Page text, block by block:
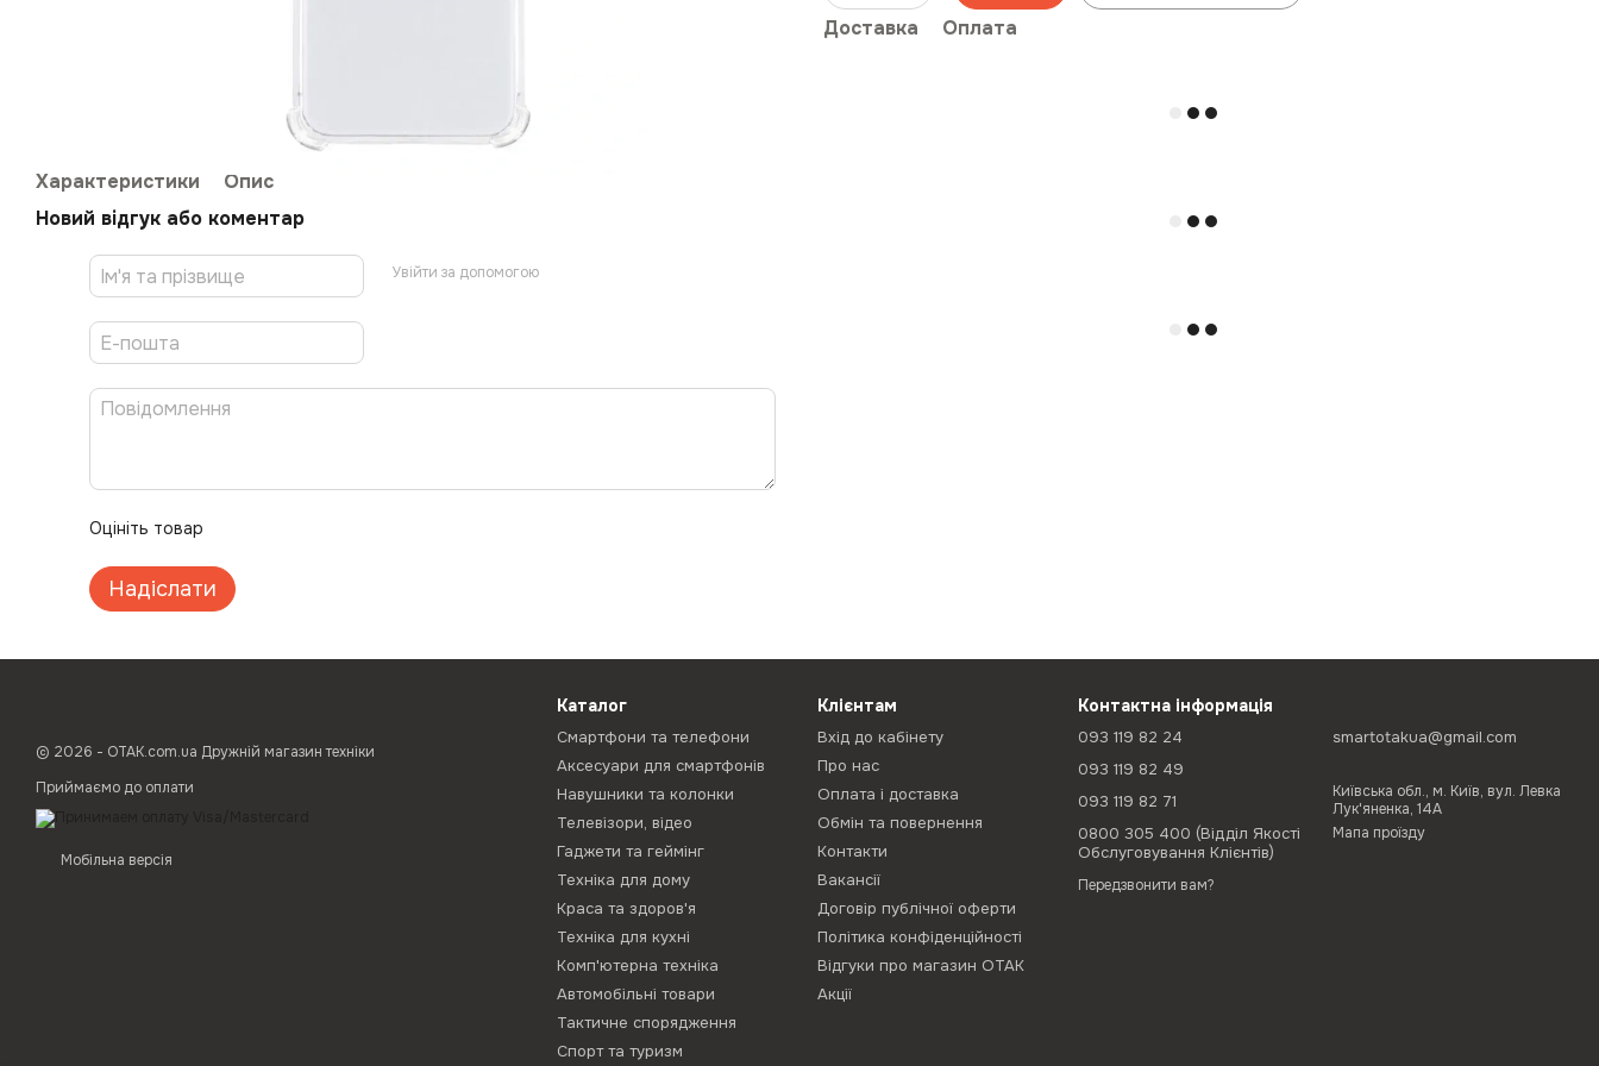
Характеристики
Опис
Новий відгук або коментар
Увійти за допомогою
Оцініть товар
Надіслати
Доставка Оплата
© 2026 - ОТАК.com.ua Дружній магазин техніки
Приймаємо до оплати
Мобільна версія
Каталог
Смартфони та телефони
Аксесуари для смартфонів
Навушники та колонки
Телевізори, відео
Гаджети та геймінг
Техніка для дому
Краса та здоров'я
Техніка для кухні
Комп'ютерна техніка
Автомобільні товари
Тактичне спорядження
Спорт та туризм
Клієнтам
Вхід до кабінету
Про нас
Оплата і доставка
Обмін та повернення
Контакти
Вакансії
Договір публічної оферти
Політика конфіденційності
Відгуки про магазин ОТАК
Акції
Контактна інформація
093 119 82 24
093 119 82 49
093 119 82 71
0800 305 400 (Відділ Якості
Обслуговування Клієнтів)
Передзвонити вам?
smartotakua@gmail.com
Київська обл., м. Київ, вул. Левка
Лук'яненка, 14А
Мапа проїзду